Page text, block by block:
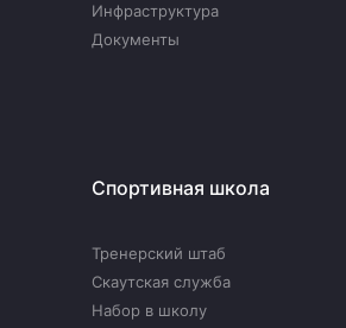
Инфраструктура
Документы
Спортивная школа
Тренерский штаб
Скаутская служба
Набор в школу